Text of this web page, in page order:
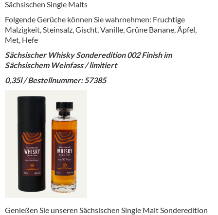
Sächsischen Single Malts
Folgende Gerüche können Sie wahrnehmen: Fruchtige
Malzigkeit, Steinsalz, Gischt, Vanille, Grüne Banane, Äpfel,
Met, Hefe
Sächsischer Whisky Sonderedition 002 Finish im
Sächsischem Weinfass / limitiert
0,35l / Bestellnummer: 57385
Genießen Sie unseren Sächsischen Single Malt Sonderedition